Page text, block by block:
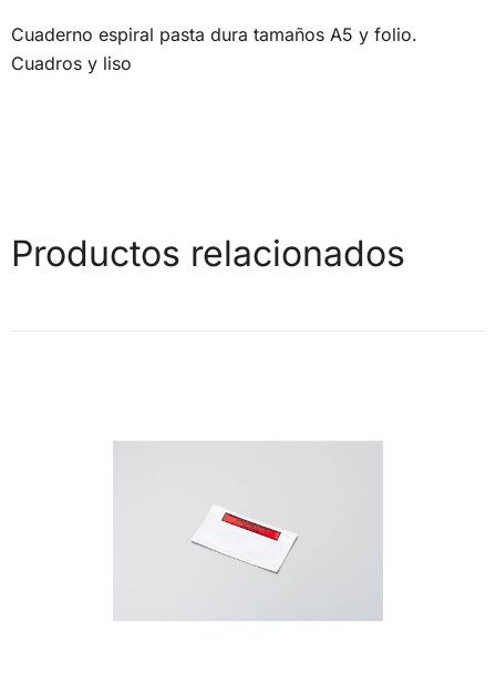
Cuaderno espiral pasta dura tamaños A5 y folio.
Cuadros y liso
Productos relacionados